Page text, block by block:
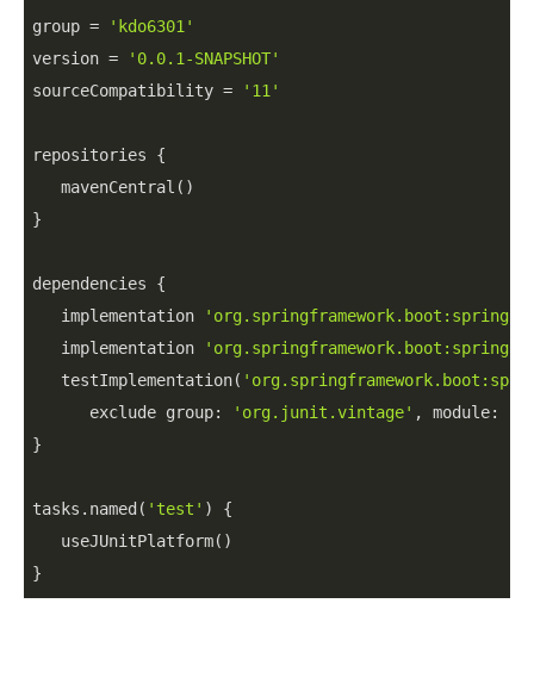
group =
'kdo6301'
version =
'0.0.1-SNAPSHOT'
sourceCompatibility =
'11'
repositories {
   mavenCentral()
}
dependencies {
   implementation
'org.springframework.boot:spring-
   implementation
'org.springframework.boot:spring-
   testImplementation(
      exclude group:
'org.junit.vintage' , module:
}
tasks.named( 'test' ) {
   useJUnitPlatform()
}